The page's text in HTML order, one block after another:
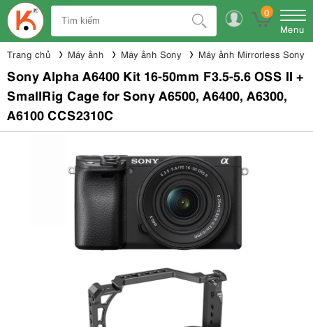
0
Menu
Trang chủ Máy ảnh Máy ảnh Sony Máy ảnh Mirrorless Sony
Sony Alpha A6400 Kit 16-50mm F3.5-5.6 OSS II +
SmallRig Cage for Sony A6500, A6400, A6300,
A6100 CCS2310C